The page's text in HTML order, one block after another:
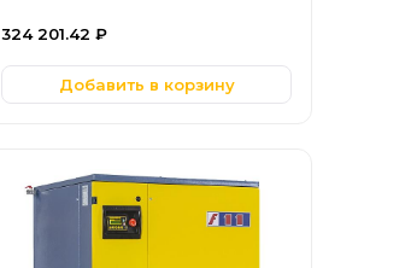
324 201.42 ₽
Добавить в корзину